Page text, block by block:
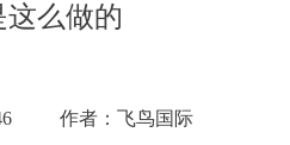
这么做的
作者：飞鸟国际